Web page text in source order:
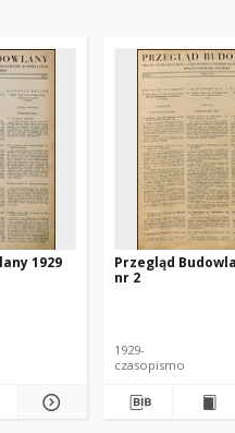
1929
Przegląd
nr 2
1929-
czasopismo